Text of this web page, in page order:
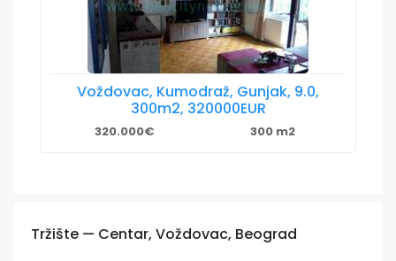
Voždovac, Kumodraž, Gunjak, 9.0,
300m2, 320000EUR
320.000€ 300 m2
Tržište — Centar, Voždovac, Beograd